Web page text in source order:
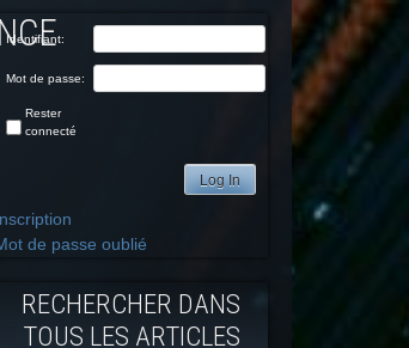
Identifiant:
Mot de passe:
Rester
connecté
Log In
de passe oublié
RECHERCHER DANS
TOUS LES ARTICLES